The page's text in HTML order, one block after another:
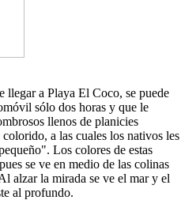
llegar a Playa El Coco, se puede
sólo dos horas y que le
llenos de planicies
a las cuales los nativos les
Los colores de estas
se ve en medio de las colinas
alzar la mirada se ve el mar y el
al profundo.